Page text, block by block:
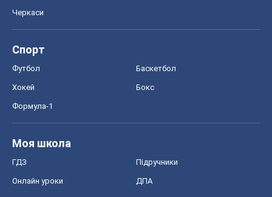
Черкаси
Спорт
Футбол Баскетбол
Хокей Бокс
Формула-1
Моя школа
ГДЗ Підручники
Онлайн уроки ДПА